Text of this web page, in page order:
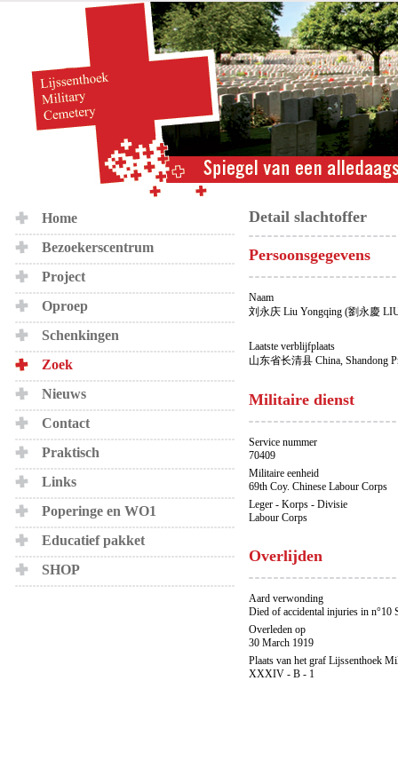
Home
Bezoekerscentrum
Project
Oproep
Schenkingen
Zoek
Nieuws
Contact
Praktisch
Links
Poperinge en WO1
Educatief pakket
SHOP
Detail slachtoffer
Persoonsgegevens
Naam
刘永庆 Liu Yongqing (劉永慶
Laatste verblijfplaats
山东省长清县 China, Shandong
Militaire dienst
Service nummer
70409
Militaire eenheid
69th Coy. Chinese Labour Corps
Leger - Korps - Divisie
Labour Corps
Overlijden
Aard verwonding
Died of accidental injuries in n°10
Overleden op
30 March 1919
Plaats van het graf Lijssenthoek
XXXIV - B - 1